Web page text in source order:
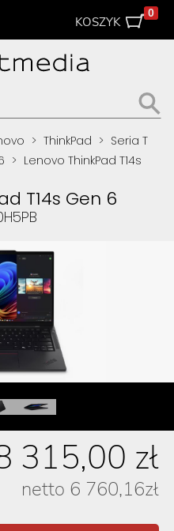
KOSZYK
0
> ThinkPad > Seria T
> Lenovo ThinkPad T14s
T14s Gen 6
315,00 zł
netto 6 760,16zł